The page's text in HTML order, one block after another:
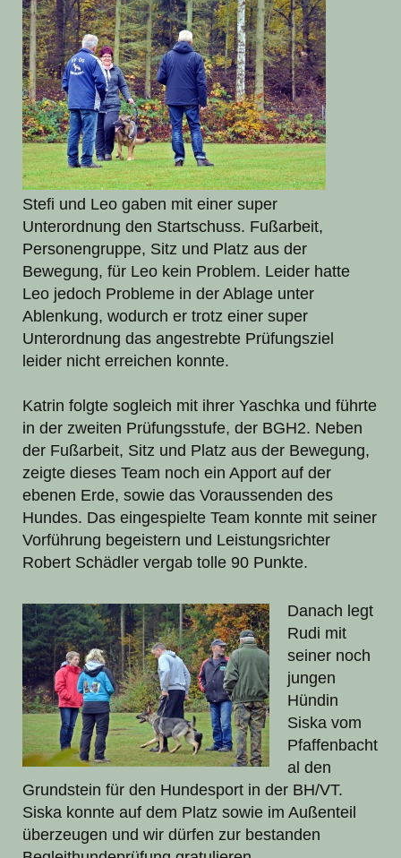
Stefi und Leo gaben mit einer super
Unterordnung den Startschuss. Fußarbeit,
Personengruppe, Sitz und Platz aus der
Bewegung, für Leo kein Problem. Leider hatte
Leo jedoch Probleme in der Ablage unter
Ablenkung, wodurch er trotz einer super
Unterordnung das angestrebte Prüfungsziel
leider nicht erreichen konnte.
Katrin folgte sogleich mit ihrer Yaschka und führte
in der zweiten Prüfungsstufe, der BGH2. Neben
der Fußarbeit, Sitz und Platz aus der Bewegung,
zeigte dieses Team noch ein Apport auf der
ebenen Erde, sowie das Voraussenden des
Hundes. Das eingespielte Team konnte mit seiner
Vorführung begeistern und Leistungsrichter
Robert Schädler vergab tolle 90 Punkte.
Danach legt
Rudi mit
seiner noch
jungen
Hündin
Siska vom
Pfaffenbacht
al den
Grundstein für den Hundesport in der BH/VT.
Siska konnte auf dem Platz sowie im Außenteil
überzeugen und wir dürfen zur bestanden